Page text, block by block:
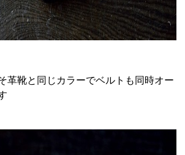
革靴と同じカラーでベルトも同時オー